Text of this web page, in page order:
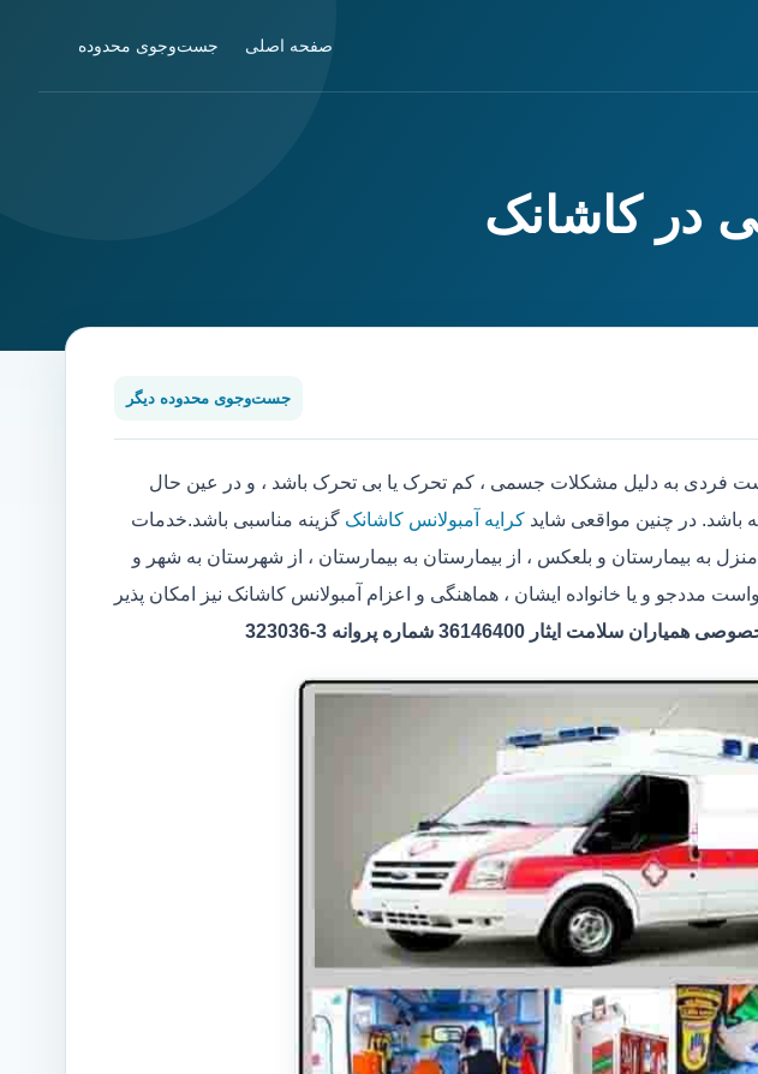
صفحه اصلی جست‌وجوی محدوده
در کاشانک
جست‌وجوی محدوده دیگر
فردی به دلیل مشکلات جسمی ، کم تحرک یا بی تحرک باشد ، و در عین حال
باشد. در چنین مواقعی شاید کرایه آمبولانس کاشانک گزینه مناسبی باشد.خدمات
به بیمارستان و بلعکس ، از بیمارستان به بیمارستان ، از شهرستان به شهر و
مددجو و یا خانواده ایشان ، هماهنگی و اعزام آمبولانس کاشانک نیز امکان پذیر
سلامت ایثار 36146400 شماره پروانه 3-323036